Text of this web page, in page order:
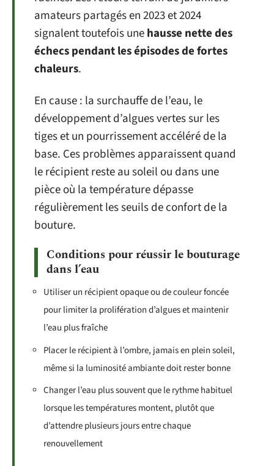
amateurs partagés en 2023 et 2024
signalent toutefois unehausse nette des
échecs pendant les épisodes de fortes
chaleurs.
En cause : la surchauffe de l’eau, le
développement d’algues vertes sur les
tiges et un pourrissement accéléré de la
base. Ces problèmes apparaissent quand
le récipient reste au soleil ou dans une
pièce où la température dépasse
régulièrement les seuils de confort de la
bouture.
Conditions pour réussir le bouturage
dans l’eau
Utiliser un récipient opaque ou de couleur foncée
pour limiter la prolifération d’algues et maintenir
l’eau plus fraîche
Placer le récipient à l’ombre, jamais en plein soleil,
même si la luminosité ambiante doit rester bonne
Changer l’eau plus souvent que le rythme habituel
lorsque les températures montent, plutôt que
d’attendre plusieurs jours entre chaque
renouvellement